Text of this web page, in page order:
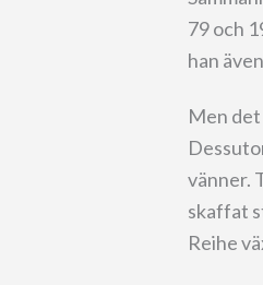
79 och
han
Men
vänner.
skaffat
Reihe